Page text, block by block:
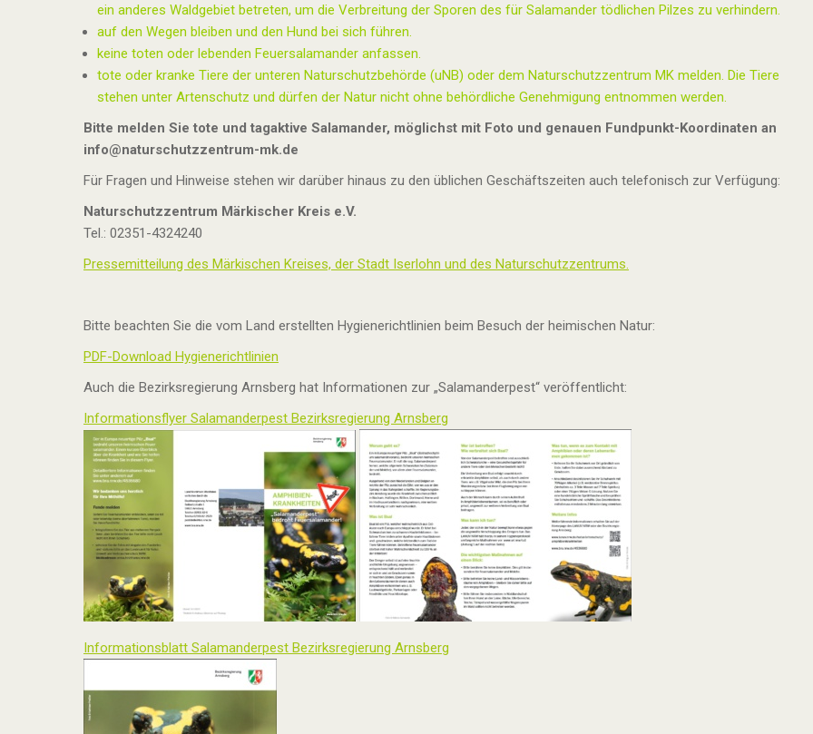
ein anderes Waldgebiet betreten, um die Verbreitung der Sporen des für Salamander tödlichen Pilzes zu verhindern.
auf den Wegen bleiben und den Hund bei sich führen.
keine toten oder lebenden Feuersalamander anfassen.
tote oder kranke Tiere der unteren Naturschutzbehörde (uNB) oder dem Naturschutzzentrum MK melden. Die Tiere
stehen unter Artenschutz und dürfen der Natur nicht ohne behördliche Genehmigung entnommen werden.
Bitte melden Sie tote und tagaktive Salamander, möglichst mit Foto und genauen Fundpunkt-Koordinaten an
info@naturschutzzentrum-mk.de
Für Fragen und Hinweise stehen wir darüber hinaus zu den üblichen Geschäftszeiten auch telefonisch zur Verfügung:
Naturschutzzentrum Märkischer Kreis e.V.
Tel.: 02351-4324240
Pressemitteilung des Märkischen Kreises, der Stadt Iserlohn und des Naturschutzzentrums.
Bitte beachten Sie die vom Land erstellten Hygienerichtlinien beim Besuch der heimischen Natur:
PDF-Download Hygienerichtlinien
Auch die Bezirksregierung Arnsberg hat Informationen zur „Salamanderpest“ veröffentlicht:
Informationsflyer Salamanderpest Bezirksregierung Arnsberg
Informationsblatt Salamanderpest Bezirksregierung Arnsberg